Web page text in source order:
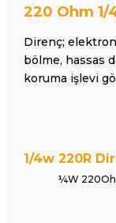
220 Ohm 1/
Direnç;
bölme, hassas
koruma işlevi
1/4w 220R
¼W